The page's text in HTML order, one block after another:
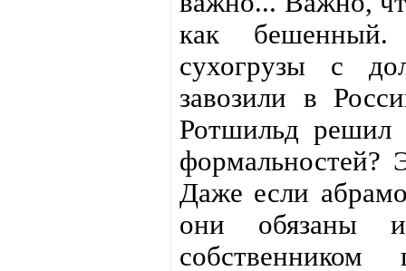
как бешенный.
сухогрузы с
завозили в
Ротшильд решил
Даже если
они обязаны
собственником